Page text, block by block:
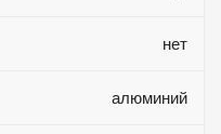
нет
алюминий